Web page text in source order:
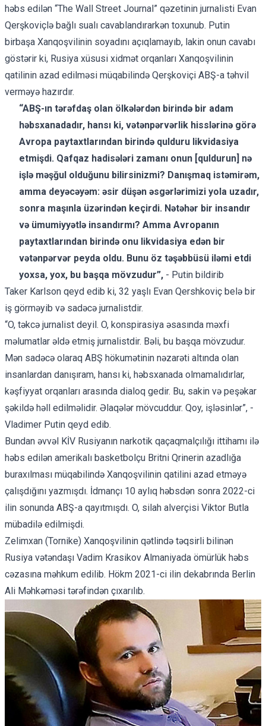
həbs edilən “The Wall Street Journal” qəzetinin jurnalisti Evan
Qerşkoviçlə bağlı sualı cavablandırarkən toxunub. Putin
birbaşa Xanqoşvilinin soyadını açıqlamayıb, lakin onun cavabı
göstərir ki, Rusiya xüsusi xidmət orqanları Xanqoşvilinin
qatilinin azad edilməsi müqabilində Qerşkoviçi ABŞ-a təhvil
verməyə hazırdır.
“ABŞ-ın tərəfdaş olan ölkələrdən birində bir adam
həbsxanadadır, hansı ki, vətənpərvərlik hisslərinə görə
Avropa paytaxtlarından birində qulduru likvidasiya
etmişdi. Qafqaz hadisələri zamanı onun [quldurun] nə
işlə məşğul olduğunu bilirsinizmi? Danışmaq istəmirəm,
amma deyəcəyəm: əsir düşən əsgərlərimizi yola uzadır,
sonra maşınla üzərindən keçirdi. Nətəhər bir insandır
və ümumiyyətlə insandırmı? Amma Avropanın
paytaxtlarından birində onu likvidasiya edən bir
vətənpərvər peyda oldu. Bunu öz təşəbbüsü iləmi etdi
yoxsa, yox, bu başqa mövzudur”, - Putin bildirib
Taker Karlson qeyd edib ki, 32 yaşlı Evan Qershkoviç belə bir
iş görməyib və sadəcə jurnalistdir.
“O, təkcə jurnalist deyil. O, konspirasiya əsasında məxfi
məlumatlar əldə etmiş jurnalistdir. Bəli, bu başqa mövzudur.
Mən sadəcə olaraq ABŞ hökumətinin nəzarəti altında olan
insanlardan danışıram, hansı ki, həbsxanada olmamalıdırlar,
kəşfiyyat orqanları arasında dialoq gedir. Bu, sakin və peşəkar
şəkildə həll edilməlidir. Əlaqələr mövcuddur. Qoy, işləsinlər”, -
Vladimer Putin qeyd edib.
Bundan əvvəl KİV Rusiyanın narkotik qaçaqmalçılığı ittihamı ilə
həbs edilən amerikalı basketbolçu Britni Qrinerin azadlığa
buraxılması müqabilində Xanqoşvilinin qatilini azad etməyə
çalışdığını yazmışdı. İdmançı 10 aylıq həbsdən sonra 2022-ci
ilin sonunda ABŞ-a qayıtmışdı. O, silah alverçisi Viktor Butla
mübadilə edilmişdi.
Zelimxan (Tornike) Xanqoşvilinin qətlində təqsirli bilinən
Rusiya vətəndaşı Vadim Krasikov Almaniyada ömürlük həbs
cəzasına məhkum edilib. Hökm 2021-ci ilin dekabrında Berlin
Ali Məhkəməsi tərəfindən çıxarılıb.